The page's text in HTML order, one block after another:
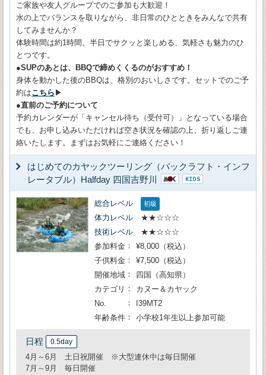
ご家族や友人グループでのご参加も大歓迎！
水の上でバランスを取りながら、非日常のひとときをみんなで共有
してみませんか？
体験時間は約1時間。半日でサクッと楽しめる、気軽さも魅力のひ
とつです。
●SUPのあとは、BBQで締めくくるのがおすすめ！
身体を動かした後のBBQは、格別のおいしさです。セットでのご予
約はこちら ▶
●直前のご予約について
予約カレンダーが「キャンセル待ち（受付可）」となっている場合
でも、お申し込みいただければ空き状況を確認の上、折り返しご連
絡いたします。まずはお気軽にご連絡ください！
はじめてのカヤックツーリング（パックラフト・インフ
レータブル）Halfday 四国吉野川
総合レベル 初級
体力レベル
★★☆☆☆
技術レベル
★★☆☆☆
参加料金
¥8,000（税込）
子供料金
¥7,500（税込）
開催地域
四国（高知県）
カテゴリ
カヌー＆カヤック
No.
I39MT2
年齢条件
小学校1年生以上参加可能
日程 0.5day
4月～6月 土日祝開催 ※大型連休中は毎日開催
7月～9月 毎日開催